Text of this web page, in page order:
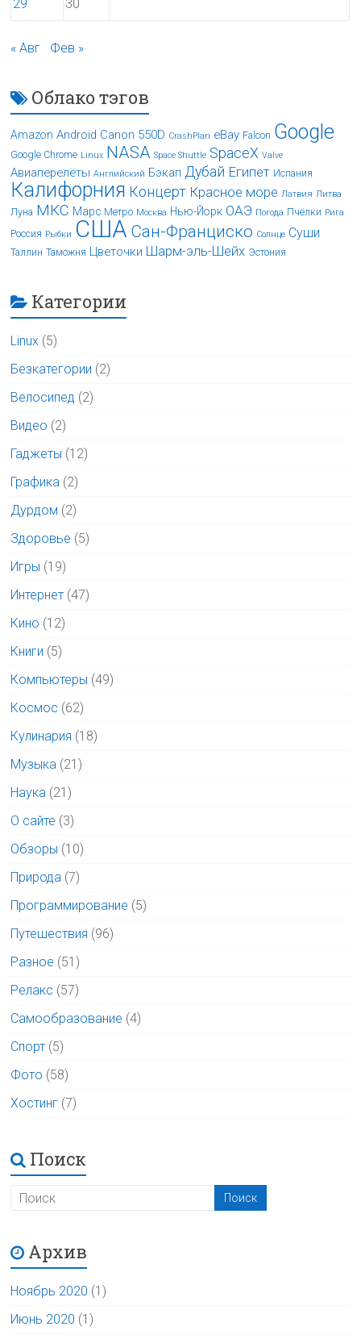
29 30
« Авг Фев »
Облако тэгов
Amazon Android Canon 550D CrashPlan eBay Falcon Google
Google Chrome Linux NASA Space Shuttle SpaceX Valve
Авиаперелёты Английский Бэкап Дубай Египет Испания
Калифорния Концерт Красное море Латвия Литва
Луна МКС Марс Метро Москва Нью-Йорк ОАЭ Погода Пчёлки Рига
Россия Рыбки США Сан-Франциско Солнце Суши
Таллин Таможня Цветочки Шарм-эль-Шейх Эстония
Категории
Linux (5)
Безкатегории (2)
Велосипед (2)
Видео (2)
Гаджеты (12)
Графика (2)
Дурдом (2)
Здоровье (5)
Игры (19)
Интернет (47)
Кино (12)
Книги (5)
Компьютеры (49)
Космос (62)
Кулинария (18)
Музыка (21)
Наука (21)
О сайте (3)
Обзоры (10)
Природа (7)
Программирование (5)
Путешествия (96)
Разное (51)
Релакс (57)
Самообразование (4)
Спорт (5)
Фото (58)
Хостинг (7)
Поиск
Архив
Ноябрь 2020 (1)
Июнь 2020 (1)